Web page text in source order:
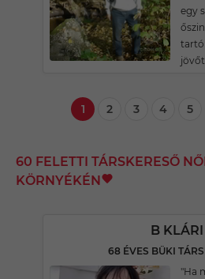
egy
tartó
1 2 3 4 5
60 FELETTI TÁRSKERESŐ
KÖRNYÉKÉN
B KLÁRI
68 ÉVES BÜKI
"Ha